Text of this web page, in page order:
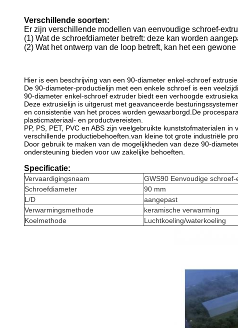
Verschillende soorten:
Er zijn verschillende modellen van eenvoudige schroef-
(1) Wat de schroefdiameter betreft: deze kan worden
(2) Wat het ontwerp van de loop betreft, kan het een
Hier is een beschrijving van een 90-diameter enkel-schroef
De 90-diameter-productielijn met een enkele schroef is een
90-diameter enkel-schroef extruder biedt een verhoogde
Deze extrusielijn is uitgerust met geavanceerde
en consistentie van het proces worden gewaarborgd.De
plasticmateriaal- en productvereisten.
PP, PS, PET, PVC en ABS zijn veelgebruikte kunststofmaterialen
verschillende productiebehoeften.van kleine tot grote industriële
Door gebruik te maken van de mogelijkheden van deze 90-
ondersteuning bieden voor uw zakelijke behoeften.
Specificatie:
Vervaardigingsnaam
GWS90 Eenvoudige
Schroefdiameter
90 mm
L/D
aangepast
Verwarmingsmethode
keramische verwarming
Koelmethode
Luchtkoeling/waterkoeling